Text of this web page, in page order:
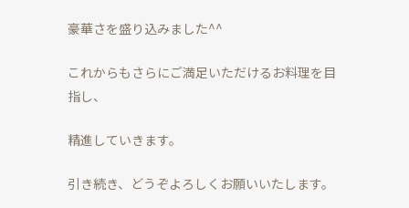
豪華さを盛り込みました^^
これからもさらにご満足いただけるお料理を目
指し、
精進していきます。
引き続き、どうぞよろしくお願いいたします。